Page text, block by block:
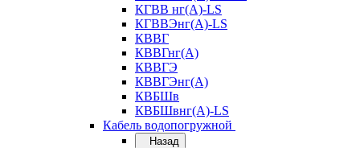
КГВВ нг(А)-LS
КГВВЭнг(А)-LS
КВВГ
КВВГнг(А)
КВВГЭ
КВВГЭнг(А)
КВБШв
КВБШвнг(А)-LS
Кабель водопогружной
Назад